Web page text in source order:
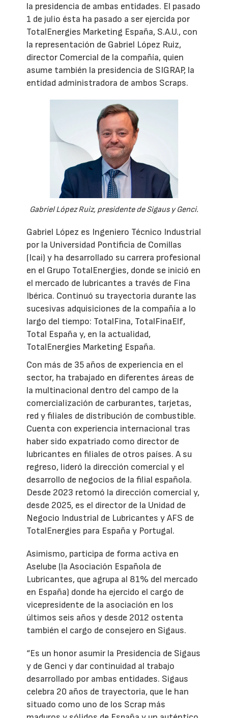
la presidencia de ambas entidades. El pasado
1 de julio ésta ha pasado a ser ejercida por
TotalEnergies Marketing España, S.A.U., con
la representación de Gabriel López Ruiz,
director Comercial de la compañía, quien
asume también la presidencia de SIGRAP, la
entidad administradora de ambos Scraps.
Gabriel López Ruiz, presidente de Sigaus y Genci.
Gabriel López es Ingeniero Técnico Industrial
por la Universidad Pontificia de Comillas
(Icai) y ha desarrollado su carrera profesional
en el Grupo TotalEnergies, donde se inició en
el mercado de lubricantes a través de Fina
Ibérica. Continuó su trayectoria durante las
sucesivas adquisiciones de la compañía a lo
largo del tiempo: TotalFina, TotalFinaElf,
Total España y, en la actualidad,
TotalEnergies Marketing España.
Con más de 35 años de experiencia en el
sector, ha trabajado en diferentes áreas de
la multinacional dentro del campo de la
comercialización de carburantes, tarjetas,
red y filiales de distribución de combustible.
Cuenta con experiencia internacional tras
haber sido expatriado como director de
lubricantes en filiales de otros países. A su
regreso, lideró la dirección comercial y el
desarrollo de negocios de la filial española.
Desde 2023 retomó la dirección comercial y,
desde 2025, es el director de la Unidad de
Negocio Industrial de Lubricantes y AFS de
TotalEnergies para España y Portugal.
Asimismo, participa de forma activa en
Aselube (la Asociación Española de
Lubricantes, que agrupa al 81% del mercado
en España) donde ha ejercido el cargo de
vicepresidente de la asociación en los
últimos seis años y desde 2012 ostenta
también el cargo de consejero en Sigaus.
“Es un honor asumir la Presidencia de Sigaus
y de Genci y dar continuidad al trabajo
desarrollado por ambas entidades. Sigaus
celebra 20 años de trayectoria, que le han
situado como uno de los Scrap más